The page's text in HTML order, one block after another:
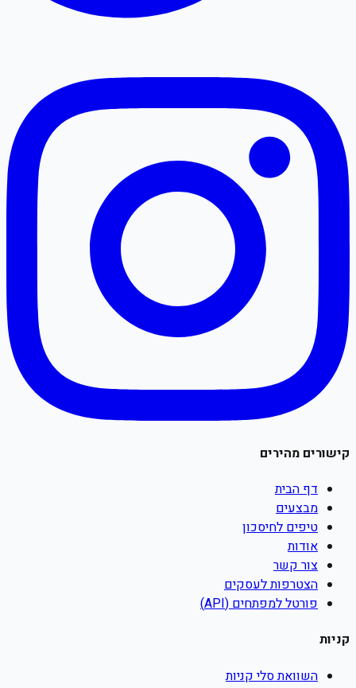
קישורים מהירים
דף הבית
מבצעים
טיפים לחיסכון
אודות
צור קשר
הצטרפות לעסקים
פורטל למפתחים (API)
קניות
השוואת סלי קניות